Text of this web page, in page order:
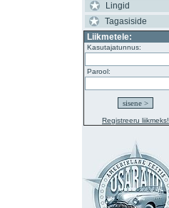
Lingid
Tagasiside
Liikmetele:
Kasutajatunnus:
Parool:
Registreeru liikmeks!